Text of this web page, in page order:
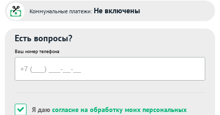
Коммунальные платежи: Не включены
Есть вопросы?
Ваш номер телефона
Я даю согласие на обработку моих персональных